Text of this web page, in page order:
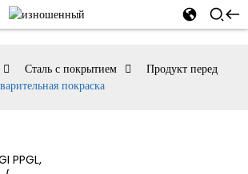
Сталь с покрытием
Продукт перед
покраска